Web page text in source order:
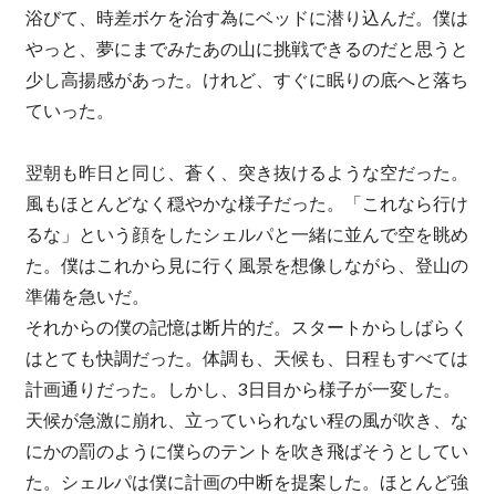
浴びて、時差ボケを治す為にベッドに潜り込んだ。僕は
やっと、夢にまでみたあの山に挑戦できるのだと思うと
少し高揚感があった。けれど、すぐに眠りの底へと落ち
ていった。
翌朝も昨日と同じ、蒼く、突き抜けるような空だった。
風もほとんどなく穏やかな様子だった。「これなら行け
るな」という顔をしたシェルパと一緒に並んで空を眺め
た。僕はこれから見に行く風景を想像しながら、登山の
準備を急いだ。
それからの僕の記憶は断片的だ。スタートからしばらく
はとても快調だった。体調も、天候も、日程もすべては
計画通りだった。しかし、3日目から様子が一変した。
天候が急激に崩れ、立っていられない程の風が吹き、な
にかの罰のように僕らのテントを吹き飛ばそうとしてい
た。シェルパは僕に計画の中断を提案した。ほとんど強